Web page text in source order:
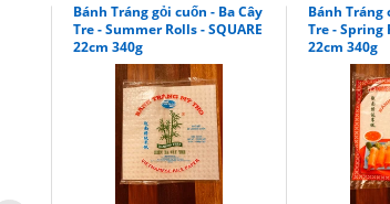
Bánh Tráng gỏi cuốn - Ba Cây
Tre - Summer Rolls - SQUARE
22cm 340g
Bánh Tráng
Tre - Spring
22cm 340g